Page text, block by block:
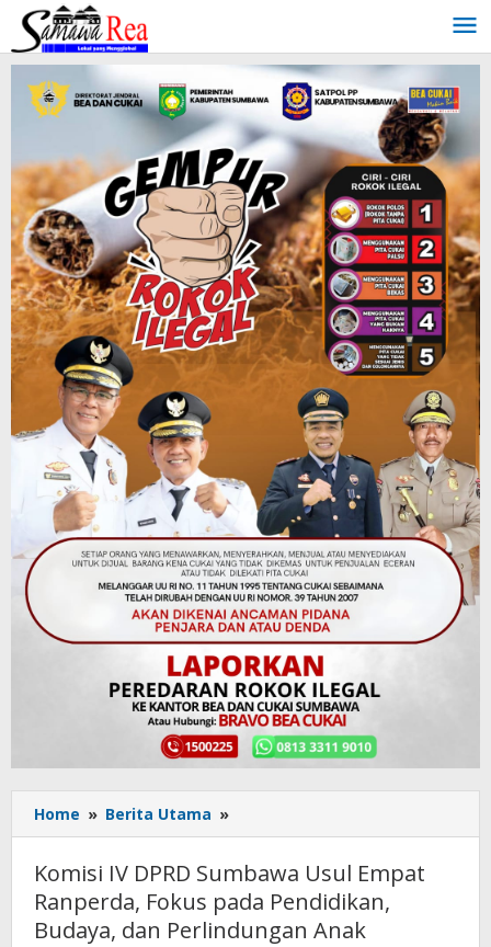
Lewati
konten
Home » Berita Utama »
IV
DPRD
Sumbawa
Usul
Empat
Komisi IV DPRD Sumbawa Usul Empat
Ranperda, Fokus pada Pendidikan,
Budaya, dan Perlindungan Anak